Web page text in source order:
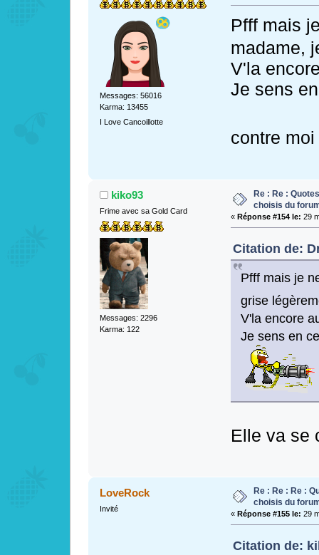
Messages: 56016
Karma: 13455
I Love Cancoillotte
Pfff mais
madame,
V'la
Je sens
contre
kiko93
Frime avec sa Gold Card
Messages: 2296
Karma: 122
Re : Re :
choisis du
« Réponse #154 le: 29
Citation de:
Pfff mais je
grise
V'la encore
Je sens en
Elle va se
LoveRock
Invité
Re : Re : Re :
choisis du
« Réponse #155 le: 29
Citation de: